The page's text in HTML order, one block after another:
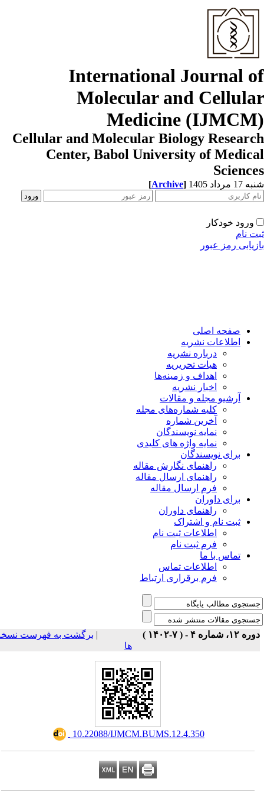
International Journal
Molecular and
Medicine
Cellular and Molecular Biology
Center, Babol University of
مرداد 1405 [Archive]
ورود خودکار
نام
رمز عبور
صفحه اصلی
اطلاعات نشریه
درباره نشریه
هیات تحریریه
اهداف و زمینه‌ها
اخبار نشریه
آرشیو مجله و مقالات
کلیه شماره‌های مجله
آخرین شماره
نمایه نویسندگان
نمایه واژه های کلیدی
برای نویسندگان
راهنمای نگارش مقاله
راهنمای ارسال مقاله
فرم ارسال مقاله
برای داوران
راهنمای داوران
ثبت نام و اشتراک
اطلاعات ثبت نام
فرم ثبت نام
تماس با ما
اطلاعات تماس
فرم برقراری ارتباط
شماره ۴ - ( ۷-۱۴۰۲ )
برگشت به فهرست نسخه
ها
‎ 10.22088/IJMCM.BUMS.12.4.350